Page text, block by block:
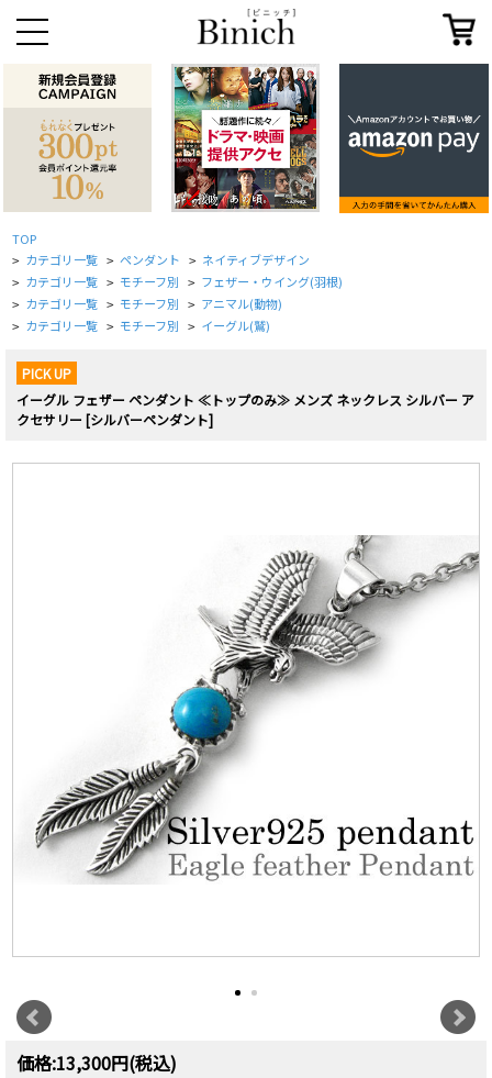
TOP
> カテゴリ一覧 > ペンダント > ネイティブデザイン
> カテゴリ一覧 > モチーフ別 > フェザー・ウイング(羽根)
> カテゴリ一覧 > モチーフ別 > アニマル(動物)
> カテゴリ一覧 > モチーフ別 > イーグル(鷲)
PICK UP
イーグル フェザー ペンダント ≪トップのみ≫ メンズ ネックレス シルバー ア
クセサリー [シルバーペンダント]
価格:13,300円(税込)